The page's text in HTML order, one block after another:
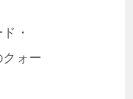
・
クォー